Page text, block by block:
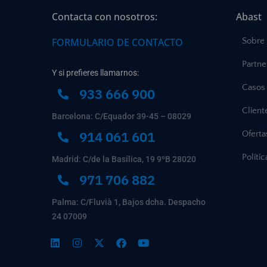
Contacta con nosotros:
FORMULARIO DE CONTACTO
Y si prefieres llamarnos:
933 666 900
Barcelona: C/Equador 39-45 – 08029
914 061 601
Madrid: C/de la Basílica, 19 9ºB 28020
971 706 882
Palma: C/Fluvià 1, Bajos dcha. Despacho
24 07009
Abast